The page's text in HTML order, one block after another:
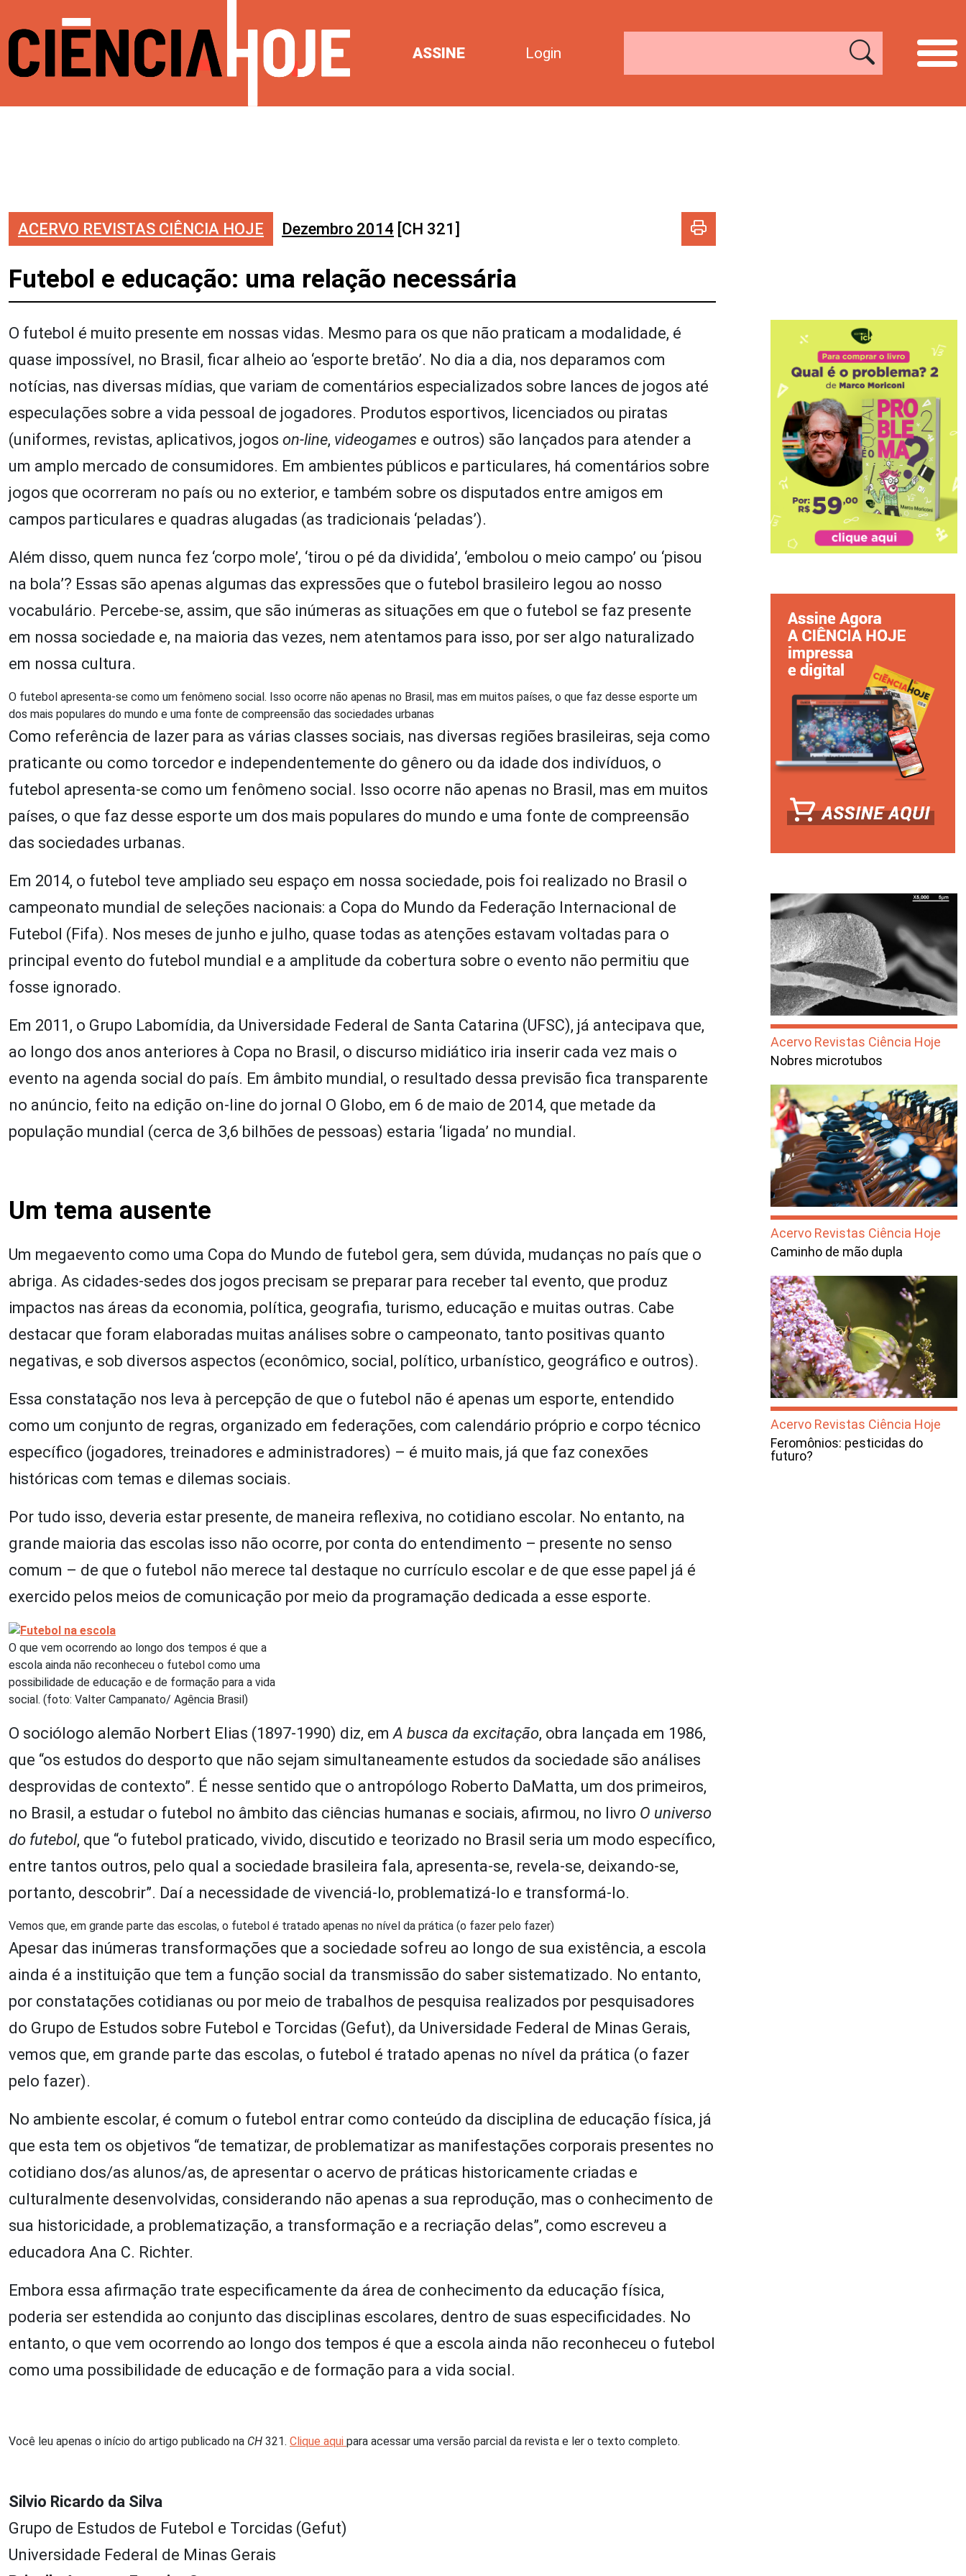
ASSINE Login
ACERVO REVISTAS CIÊNCIA HOJE Dezembro 2014 [CH 321]
Futebol e educação: uma relação necessária
O futebol é muito presente em nossas vidas. Mesmo para os que não praticam a modalidade, é
quase impossível, no Brasil, ficar alheio ao ‘esporte bretão’. No dia a dia, nos deparamos com
notícias, nas diversas mídias, que variam de comentários especializados sobre lances de jogos até
especulações sobre a vida pessoal de jogadores. Produtos esportivos, licenciados ou piratas
(uniformes, revistas, aplicativos, jogos on-line, videogames e outros) são lançados para atender a
um amplo mercado de consumidores. Em ambientes públicos e particulares, há comentários sobre
jogos que ocorreram no país ou no exterior, e também sobre os disputados entre amigos em
campos particulares e quadras alugadas (as tradicionais ‘peladas’).
Além disso, quem nunca fez ‘corpo mole’, ‘tirou o pé da dividida’, ‘embolou o meio campo’ ou ‘pisou
na bola’? Essas são apenas algumas das expressões que o futebol brasileiro legou ao nosso
vocabulário. Percebe-se, assim, que são inúmeras as situações em que o futebol se faz presente
em nossa sociedade e, na maioria das vezes, nem atentamos para isso, por ser algo naturalizado
em nossa cultura.
O futebol apresenta-se como um fenômeno social. Isso ocorre não apenas no Brasil, mas em muitos países, o que faz desse esporte um
dos mais populares do mundo e uma fonte de compreensão das sociedades urbanas
Como referência de lazer para as várias classes sociais, nas diversas regiões brasileiras, seja como
praticante ou como torcedor e independentemente do gênero ou da idade dos indivíduos, o
futebol apresenta-se como um fenômeno social. Isso ocorre não apenas no Brasil, mas em muitos
países, o que faz desse esporte um dos mais populares do mundo e uma fonte de compreensão
das sociedades urbanas.
Em 2014, o futebol teve ampliado seu espaço em nossa sociedade, pois foi realizado no Brasil o
campeonato mundial de seleções nacionais: a Copa do Mundo da Federação Internacional de
Futebol (Fifa). Nos meses de junho e julho, quase todas as atenções estavam voltadas para o
principal evento do futebol mundial e a amplitude da cobertura sobre o evento não permitiu que
fosse ignorado.
Em 2011, o Grupo Labomídia, da Universidade Federal de Santa Catarina (UFSC), já antecipava que,
ao longo dos anos anteriores à Copa no Brasil, o discurso midiático iria inserir cada vez mais o
evento na agenda social do país. Em âmbito mundial, o resultado dessa previsão fica transparente
no anúncio, feito na edição on-line do jornal O Globo, em 6 de maio de 2014, que metade da
população mundial (cerca de 3,6 bilhões de pessoas) estaria ‘ligada’ no mundial.
Um tema ausente
Um megaevento como uma Copa do Mundo de futebol gera, sem dúvida, mudanças no país que o
abriga. As cidades-sedes dos jogos precisam se preparar para receber tal evento, que produz
impactos nas áreas da economia, política, geografia, turismo, educação e muitas outras. Cabe
destacar que foram elaboradas muitas análises sobre o campeonato, tanto positivas quanto
negativas, e sob diversos aspectos (econômico, social, político, urbanístico, geográfico e outros).
Essa constatação nos leva à percepção de que o futebol não é apenas um esporte, entendido
como um conjunto de regras, organizado em federações, com calendário próprio e corpo técnico
específico (jogadores, treinadores e administradores) – é muito mais, já que faz conexões
históricas com temas e dilemas sociais.
Por tudo isso, deveria estar presente, de maneira reflexiva, no cotidiano escolar. No entanto, na
grande maioria das escolas isso não ocorre, por conta do entendimento – presente no senso
comum – de que o futebol não merece tal destaque no currículo escolar e de que esse papel já é
exercido pelos meios de comunicação por meio da programação dedicada a esse esporte.
O que vem ocorrendo ao longo dos tempos é que a
escola ainda não reconheceu o futebol como uma
possibilidade de educação e de formação para a vida
social. (foto: Valter Campanato/ Agência Brasil)
O sociólogo alemão Norbert Elias (1897-1990) diz, em A busca da excitação, obra lançada em 1986,
que “os estudos do desporto que não sejam simultaneamente estudos da sociedade são análises
desprovidas de contexto”. É nesse sentido que o antropólogo Roberto DaMatta, um dos primeiros,
no Brasil, a estudar o futebol no âmbito das ciências humanas e sociais, afirmou, no livro O universo
do futebol, que “o futebol praticado, vivido, discutido e teorizado no Brasil seria um modo específico,
entre tantos outros, pelo qual a sociedade brasileira fala, apresenta-se, revela-se, deixando-se,
portanto, descobrir”. Daí a necessidade de vivenciá-lo, problematizá-lo e transformá-lo.
Vemos que, em grande parte das escolas, o futebol é tratado apenas no nível da prática (o fazer pelo fazer)
Apesar das inúmeras transformações que a sociedade sofreu ao longo de sua existência, a escola
ainda é a instituição que tem a função social da transmissão do saber sistematizado. No entanto,
por constatações cotidianas ou por meio de trabalhos de pesquisa realizados por pesquisadores
do Grupo de Estudos sobre Futebol e Torcidas (Gefut), da Universidade Federal de Minas Gerais,
vemos que, em grande parte das escolas, o futebol é tratado apenas no nível da prática (o fazer
pelo fazer).
No ambiente escolar, é comum o futebol entrar como conteúdo da disciplina de educação física, já
que esta tem os objetivos “de tematizar, de problematizar as manifestações corporais presentes no
cotidiano dos/as alunos/as, de apresentar o acervo de práticas historicamente criadas e
culturalmente desenvolvidas, considerando não apenas a sua reprodução, mas o conhecimento de
sua historicidade, a problematização, a transformação e a recriação delas”, como escreveu a
educadora Ana C. Richter.
Embora essa afirmação trate especificamente da área de conhecimento da educação física,
poderia ser estendida ao conjunto das disciplinas escolares, dentro de suas especificidades. No
entanto, o que vem ocorrendo ao longo dos tempos é que a escola ainda não reconheceu o futebol
como uma possibilidade de educação e de formação para a vida social.
Você leu apenas o início do artigo publicado na CH 321. Clique aqui para acessar uma versão parcial da revista e ler o texto completo.
Silvio Ricardo da Silva
Grupo de Estudos de Futebol e Torcidas (Gefut)
Universidade Federal de Minas Gerais
Acervo Revistas Ciência Hoje
Nobres microtubos
Acervo Revistas Ciência Hoje
Caminho de mão dupla
Acervo Revistas Ciência Hoje
Feromônios: pesticidas do
futuro?